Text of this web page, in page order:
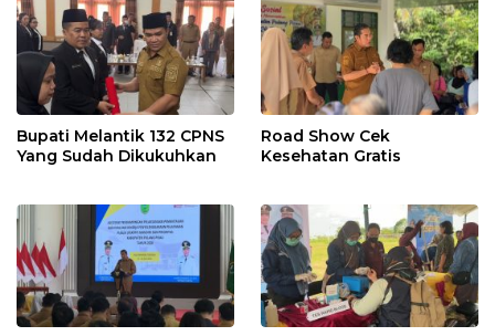
Bupati Melantik 132 CPNS
Yang Sudah Dikukuhkan
Road Show Cek
Kesehatan Gratis